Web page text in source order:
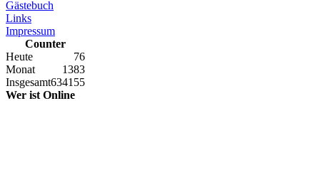
Gästebuch
Links
Impressum
Counter
Heute
76
Monat
1383
Insgesamt634155
Wer ist Online